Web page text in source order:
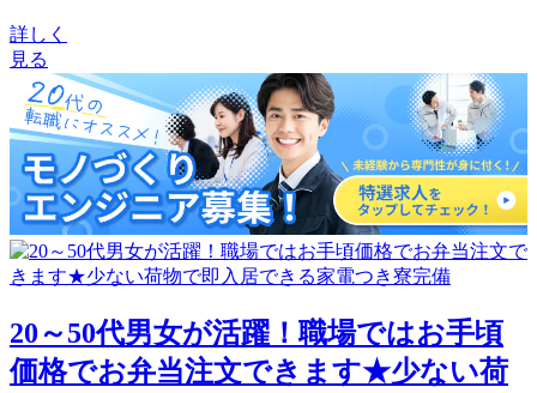
詳しく
見る
20～50代男女が活躍！職場ではお手頃
価格でお弁当注文できます★少ない荷